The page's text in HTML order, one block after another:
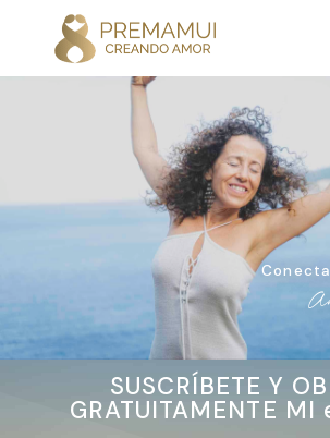
SUSCRÍBETE Y
GRATUITAMENTE MI